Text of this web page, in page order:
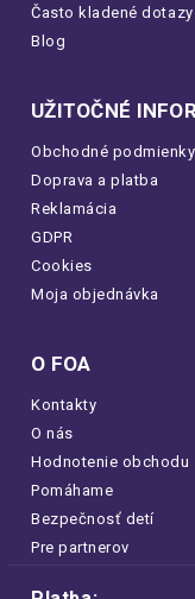
Často kladené dotazy
Blog
UŽITOČNÉ
Obchodné podmienky
Doprava a platba
Reklamácia
GDPR
Cookies
Moja objednávka
O FOA
Kontakty
O nás
Hodnotenie obchodu
Pomáhame
Bezpečnosť detí
Pre partnerov